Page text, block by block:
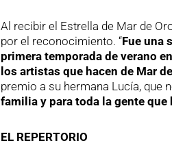
Al recibir el Estrella de Mar de
por el reconocimiento. “Fue una
primera temporada de verano
los artistas que hacen de Mar
premio a su hermana Lucía, que
familia y para toda la gente
EL REPERTORIO